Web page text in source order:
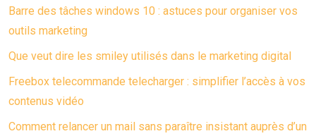
Barre des tâches windows 10 : astuces pour organiser vos
outils marketing
Que veut dire les smiley utilisés dans le marketing digital
Freebox telecommande telecharger : simplifier l’accès à vos
contenus vidéo
Comment relancer un mail sans paraître insistant auprès d’un